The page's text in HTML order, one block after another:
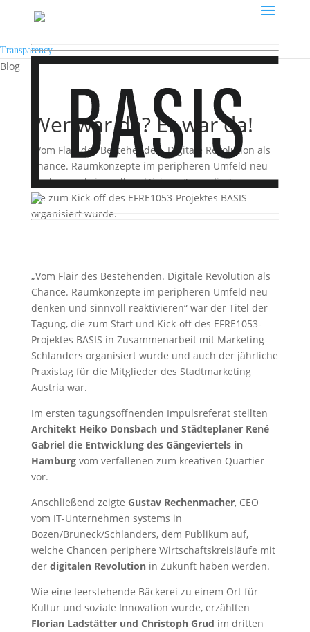
Transparency
Blog
Wer war da? Er war da!
„Vom Flair des Bestehenden. Digitale Revolution als
Chance. Raumkonzepte im peripheren Umfeld neu
denken und sinnvoll reaktivieren“ war die Tagung,
die zum Kick-off des EFRE1053-Projektes BASIS
organisiert wurde.
„Vom Flair des Bestehenden. Digitale Revolution als
Chance. Raumkonzepte im peripheren Umfeld neu
denken und sinnvoll reaktivieren“ war der Titel der
Tagung, die zum Start und Kick-off des EFRE1053-
Projektes BASIS in Zusammenarbeit mit Marketing
Schlanders organisiert wurde und auch der jährliche
Praxistag für die Mitglieder des Stadtmarketing
Austria war.
Im ersten tagungsöffnenden Impulsreferat stellten
Architekt Heiko Donsbach und Städteplaner René
Gabriel die Entwicklung des Gängeviertels in
Hamburgvom verfallenen zum kreativen Quartier
vor.
Anschließend zeigte Gustav Rechenmacher, CEO
vom IT-Unternehmen systems in
Bozen/Bruneck/Schlanders, dem Publikum auf,
welche Chancen periphere Wirtschaftskreisläufe mit
der digitalen Revolutionin Zukunft haben werden.
Wie eine leerstehende Bäckerei zu einem Ort für
Kultur und soziale Innovation wurde, erzählten
Florian Ladstätter und Christoph Grud im dritten